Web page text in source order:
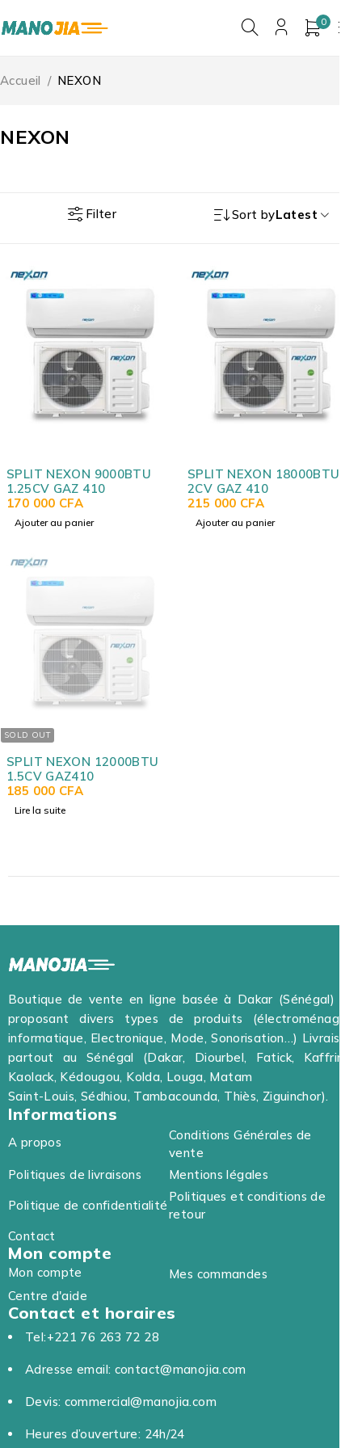
0
NEXON
Accueil / NEXON
Filter Sort byLatest
SPLIT NEXON 9000BTU
1.25CV GAZ 410
170 000 CFA
Ajouter au panier
SPLIT NEXON 18000BTU
2CV GAZ 410
215 000 CFA
Ajouter au panier
SOLD OUT
SPLIT NEXON 12000BTU
1.5CV GAZ410
185 000 CFA
Lire la suite
Boutique de vente en ligne basée à Dakar (Sénégal) et
proposant divers types de produits (électroménager,
informatique, Electronique, Mode, Sonorisation…) Livraison
partout au Sénégal (Dakar, Diourbel, Fatick, Kaffrine,
Kaolack, Kédougou, Kolda, Louga, Matam
Saint-Louis, Sédhiou, Tambacounda, Thiès, Ziguinchor).
Informations
A propos
Conditions Générales de
vente
Politiques de livraisons
Mentions légales
Politique de confidentialité
Politiques et conditions de
retour
Contact
Mon compte
Mon compte
Mes commandes
Centre d'aide
Contact et horaires
Tel:+221 76 263 72 28
Adresse email: contact@manojia.com
Devis: commercial@manojia.com
Heures d’ouverture: 24h/24